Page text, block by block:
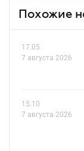
Похожие
17.05
7 августа 2026
15.10
7 августа 2026